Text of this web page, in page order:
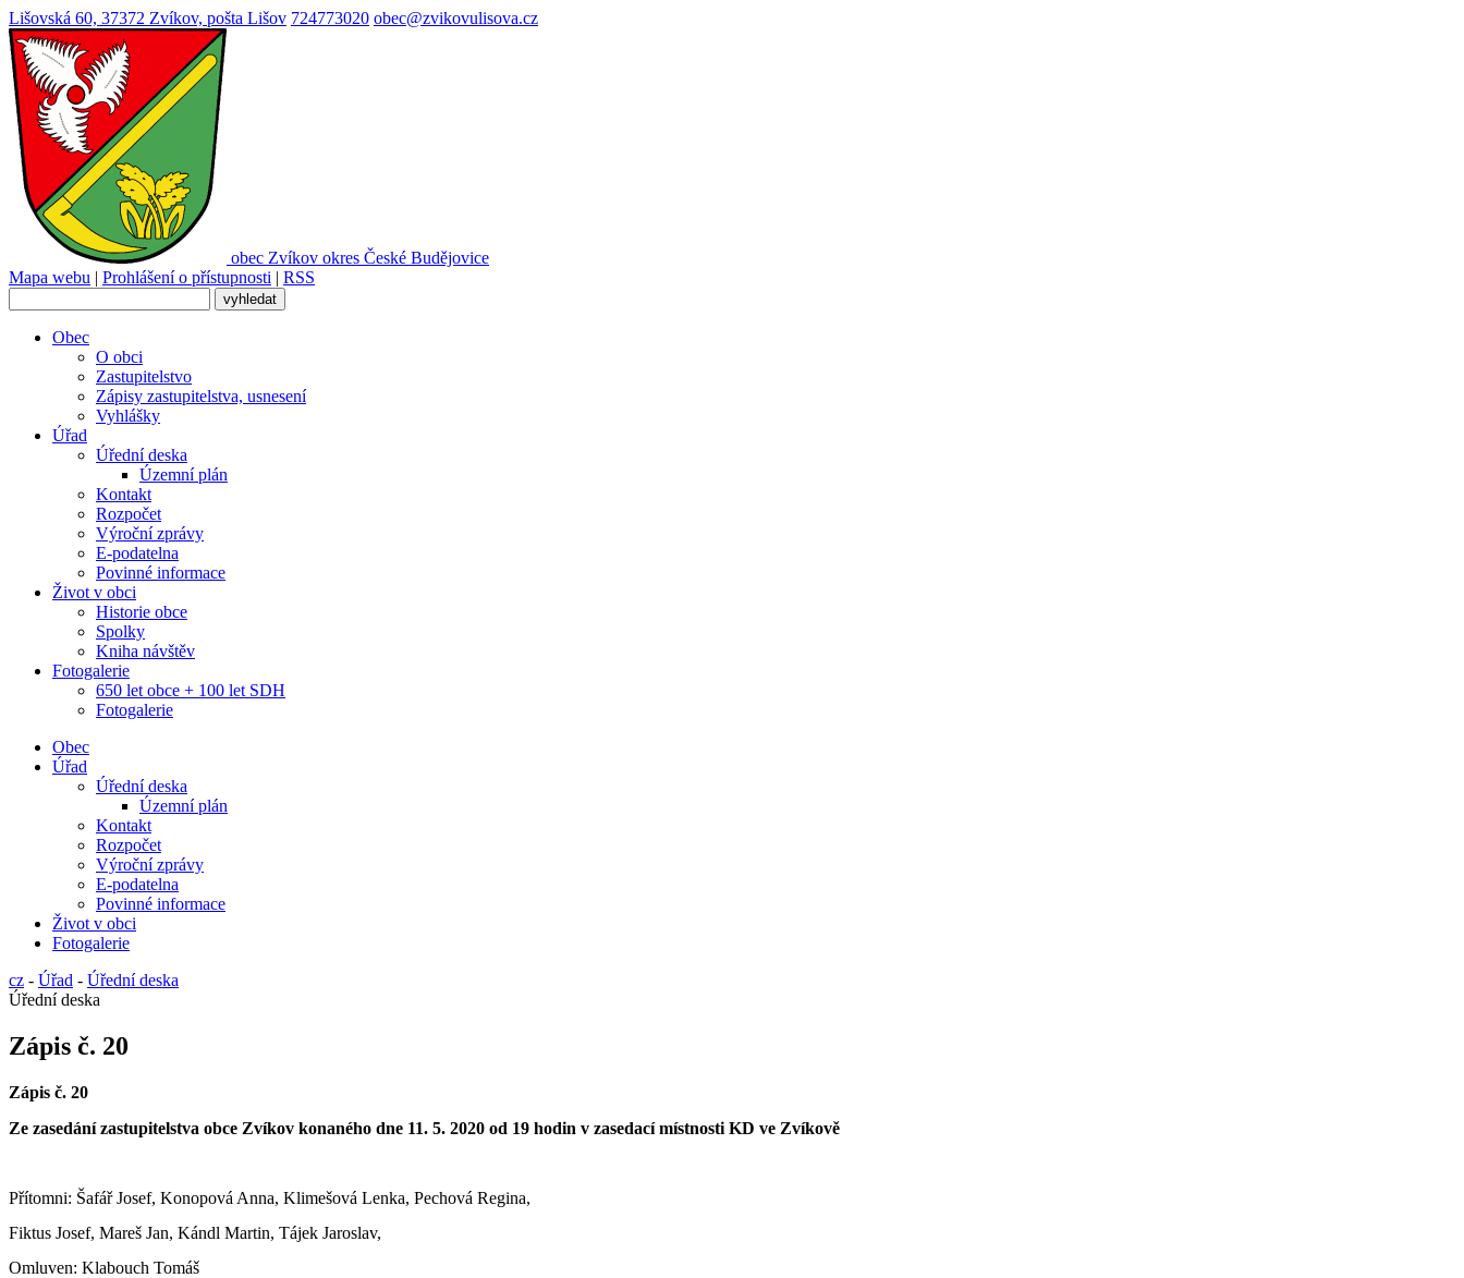
Lišovská 60, 37372 Zvíkov, pošta Lišov 724773020 obec@zvikovulisova.cz
obec Zvíkov okres České Budějovice
Mapa webu | Prohlášení o přístupnosti | RSS
Obec
O obci
Zastupitelstvo
Zápisy zastupitelstva, usnesení
Vyhlášky
Úřad
Úřední deska
Územní plán
Kontakt
Rozpočet
Výroční zprávy
E-podatelna
Povinné informace
Život v obci
Historie obce
Spolky
Kniha návštěv
Fotogalerie
650 let obce + 100 let SDH
Fotogalerie
Obec
Úřad
Úřední deska
Územní plán
Kontakt
Rozpočet
Výroční zprávy
E-podatelna
Povinné informace
Život v obci
Fotogalerie
cz - Úřad - Úřední deska
Úřední deska
Zápis č. 20
Zápis č. 20
Ze zasedání zastupitelstva obce Zvíkov konaného dne 11. 5. 2020 od 19 hodin v zasedací místnosti KD ve Zvíkově
Přítomni: Šafář Josef, Konopová Anna, Klimešová Lenka, Pechová Regina,
Fiktus Josef, Mareš Jan, Kándl Martin, Tájek Jaroslav,
Omluven: Klabouch Tomáš